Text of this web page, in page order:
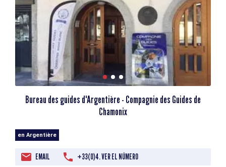
Bureau des guides d'Argentière - Compagnie des Guides de
Chamonix
en Argentière
EMAIL +33(0)4. VER EL NÚMERO